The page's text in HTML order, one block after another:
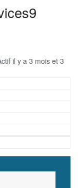
il y a 3 mois et 3